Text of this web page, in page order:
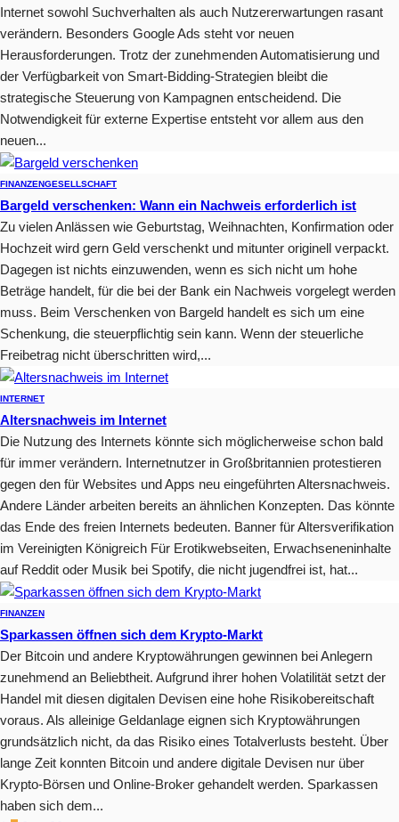
Internet sowohl Suchverhalten als auch Nutzererwartungen rasant
verändern. Besonders Google Ads steht vor neuen
Herausforderungen. Trotz der zunehmenden Automatisierung und
der Verfügbarkeit von Smart-Bidding-Strategien bleibt die
strategische Steuerung von Kampagnen entscheidend. Die
Notwendigkeit für externe Expertise entsteht vor allem aus den
neuen...
FINANZENGESELLSCHAFT
Bargeld verschenken: Wann ein Nachweis erforderlich ist
Zu vielen Anlässen wie Geburtstag, Weihnachten, Konfirmation oder
Hochzeit wird gern Geld verschenkt und mitunter originell verpackt.
Dagegen ist nichts einzuwenden, wenn es sich nicht um hohe
Beträge handelt, für die bei der Bank ein Nachweis vorgelegt werden
muss. Beim Verschenken von Bargeld handelt es sich um eine
Schenkung, die steuerpflichtig sein kann. Wenn der steuerliche
Freibetrag nicht überschritten wird,...
INTERNET
Altersnachweis im Internet
Die Nutzung des Internets könnte sich möglicherweise schon bald
für immer verändern. Internetnutzer in Großbritannien protestieren
gegen den für Websites und Apps neu eingeführten Altersnachweis.
Andere Länder arbeiten bereits an ähnlichen Konzepten. Das könnte
das Ende des freien Internets bedeuten. Banner für Altersverifikation
im Vereinigten Königreich Für Erotikwebseiten, Erwachseneninhalte
auf Reddit oder Musik bei Spotify, die nicht jugendfrei ist, hat...
FINANZEN
Sparkassen öffnen sich dem Krypto-Markt
Der Bitcoin und andere Kryptowährungen gewinnen bei Anlegern
zunehmend an Beliebtheit. Aufgrund ihrer hohen Volatilität setzt der
Handel mit diesen digitalen Devisen eine hohe Risikobereitschaft
voraus. Als alleinige Geldanlage eignen sich Kryptowährungen
grundsätzlich nicht, da das Risiko eines Totalverlusts besteht. Über
lange Zeit konnten Bitcoin und andere digitale Devisen nur über
Krypto-Börsen und Online-Broker gehandelt werden. Sparkassen
haben sich dem...